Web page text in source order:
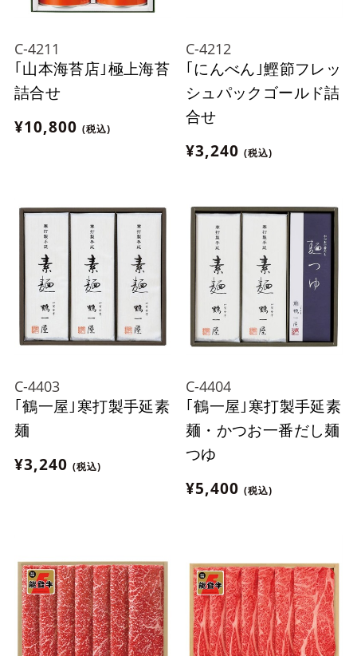
C-4211
｢山本海苔店｣極上海苔
詰合せ
¥10,800 (税込)
C-4212
｢にんべん｣鰹節フレッ
シュパックゴールド詰
合せ
¥3,240 (税込)
C-4403
｢鶴一屋｣寒打製手延素
麺
¥3,240 (税込)
C-4404
｢鶴一屋｣寒打製手延素
麺・かつお一番だし麺
つゆ
¥5,400 (税込)